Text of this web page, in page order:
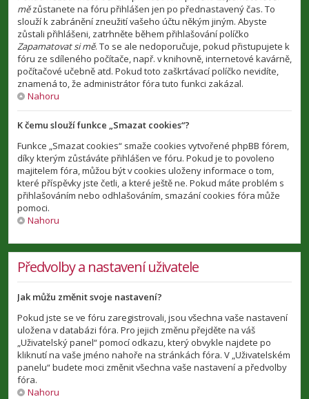
mězůstanete na fóru přihlášen jen po přednastavený čas. To
slouží k zabránění zneužití vašeho účtu někým jiným. Abyste
zůstali přihlášeni, zatrhněte během přihlašování políčko
Zapamatovat si mě. To se ale nedoporučuje, pokud přistupujete k
fóru ze sdíleného počítače, např. v knihovně, internetové kavárně,
počítačové učebně atd. Pokud toto zaškrtávací políčko nevidíte,
znamená to, že administrátor fóra tuto funkci zakázal.
Nahoru
K čemu slouží funkce „Smazat cookies“?
Funkce „Smazat cookies“ smaže cookies vytvořené phpBB fórem,
díky kterým zůstáváte přihlášen ve fóru. Pokud je to povoleno
majitelem fóra, můžou být v cookies uloženy informace o tom,
které příspěvky jste četli, a které ještě ne. Pokud máte problém s
přihlašováním nebo odhlašováním, smazání cookies fóra může
pomoci.
Nahoru
Předvolby a nastavení uživatele
Jak můžu změnit svoje nastavení?
Pokud jste se ve fóru zaregistrovali, jsou všechna vaše nastavení
uložena v databázi fóra. Pro jejich změnu přejděte na váš
„Uživatelský panel“ pomocí odkazu, který obvykle najdete po
kliknutí na vaše jméno nahoře na stránkách fóra. V „Uživatelském
panelu“ budete moci změnit všechna vaše nastavení a předvolby
fóra.
Nahoru